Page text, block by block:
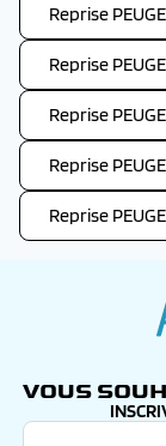
Reprise
Reprise
Reprise
Reprise
Reprise
VOUS